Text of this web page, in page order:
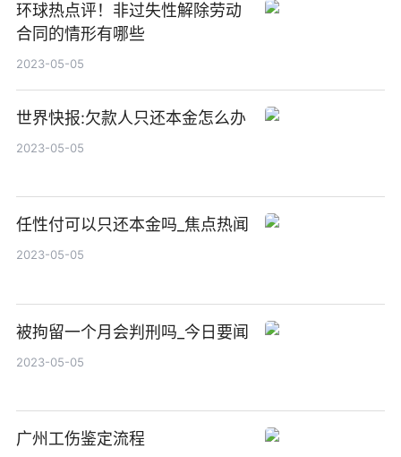
环球热点评！非过失性解除劳动
合同的情形有哪些
2023-05-05
世界快报:欠款人只还本金怎么办
2023-05-05
任性付可以只还本金吗_焦点热闻
2023-05-05
被拘留一个月会判刑吗_今日要闻
2023-05-05
广州工伤鉴定流程